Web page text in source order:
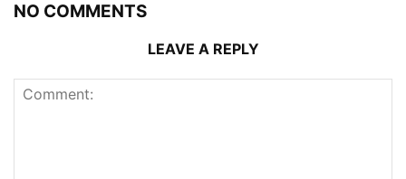
NO COMMENTS
LEAVE A REPLY